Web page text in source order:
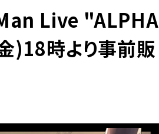
Live "ALPHA
)18時より事前販